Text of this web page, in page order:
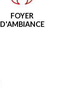
FOYER
D'AMBIANCE